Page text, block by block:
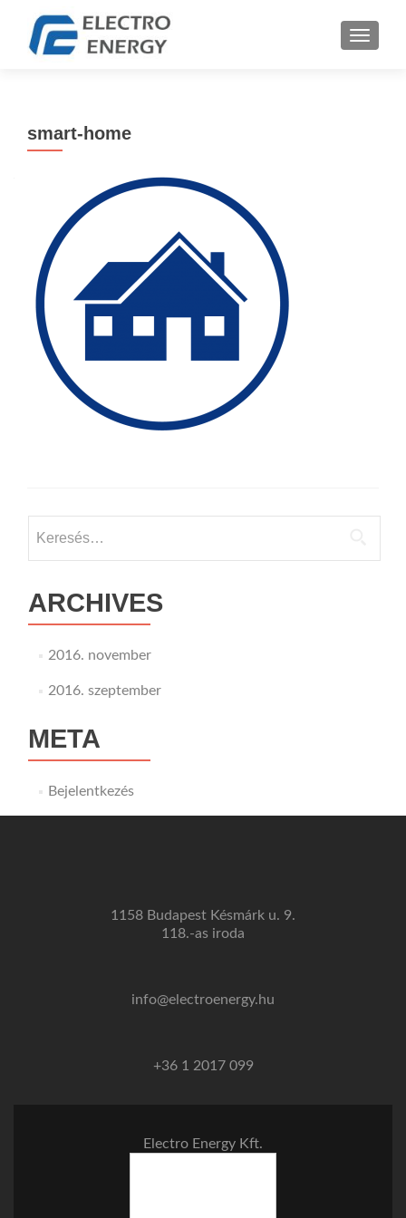
smart-home
ARCHIVES
2016. november
2016. szeptember
META
Bejelentkezés
1158 Budapest Késmárk u. 9.
118.-as iroda
info@electroenergy.hu
+36 1 2017 099
Electro Energy Kft.